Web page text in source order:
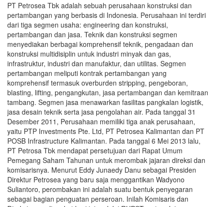
PT Petrosea Tbk adalah sebuah perusahaan konstruksi dan
pertambangan yang berbasis di Indonesia. Perusahaan ini terdiri
dari tiga segmen usaha: engineering dan konstruksi,
pertambangan dan jasa. Teknik dan konstruksi segmen
menyediakan berbagai komprehensif teknik, pengadaan dan
konstruksi multidisiplin untuk industri minyak dan gas,
infrastruktur, industri dan manufaktur, dan utilitas. Segmen
pertambangan meliputi kontrak pertambangan yang
komprehensif termasuk overburden stripping, pengeboran,
blasting, lifting, pengangkutan, jasa pertambangan dan kemitraan
tambang. Segmen jasa menawarkan fasilitas pangkalan logistik,
jasa desain teknik serta jasa pengolahan air. Pada tanggal 31
Desember 2011, Perusahaan memiliki tiga anak perusahaan,
yaitu PTP Investments Pte. Ltd, PT Petrosea Kalimantan dan PT
POSB Infrastructure Kalimantan. Pada tanggal 6 Mei 2013 lalu,
PT Petrosa Tbk mendapat persetujuan dari Rapat Umum
Pemegang Saham Tahunan untuk merombak jajaran direksi dan
komisarisnya. Menurut Eddy Junaedy Danu sebagai Presiden
Direktur Petrosea yang baru saja menggantikan Wadyono
Suliantoro, perombakan ini adalah suatu bentuk penyegaran
sebagai bagian penguatan perseroan. Inilah Komisaris dan